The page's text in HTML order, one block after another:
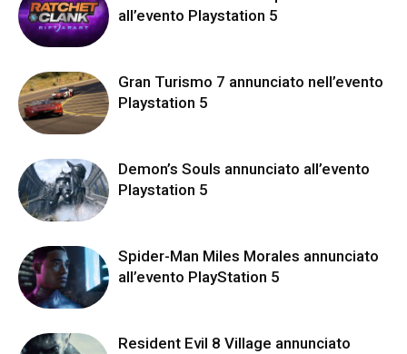
all’evento Playstation 5
Gran Turismo 7 annunciato nell’evento
Playstation 5
Demon’s Souls annunciato all’evento
Playstation 5
Spider-Man Miles Morales annunciato
all’evento PlayStation 5
Resident Evil 8 Village annunciato